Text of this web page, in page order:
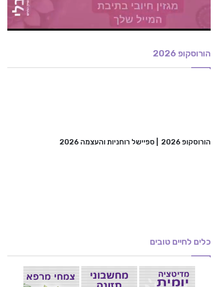
הורוסקופ 2026
הורוסקופ 2026 ספיישל רוחניות והעצמה 2026
כלים לחיים טובים